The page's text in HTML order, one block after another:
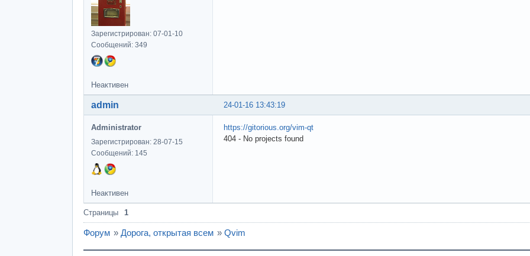
Зарегистрирован: 07-01-10
Сообщений: 349
Неактивен
24-01-16 13:43:19
admin
Administrator
Зарегистрирован: 28-07-15
Сообщений: 145
https://gitorious.org/vim-qt
404 - No projects found
Неактивен
Страницы 1
Форум » Дорога, открытая всем » Qvim